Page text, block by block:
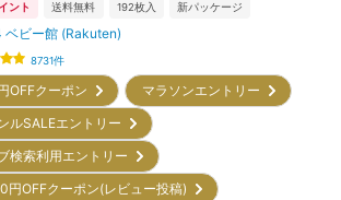
ント 送料無料 192枚入 新パッケージ
ベビー館 (Rakuten)
8731件
OFFクーポン
マラソンエントリー
ルSALEエントリー
検索利用エントリー
円OFFクーポン(レビュー投稿)